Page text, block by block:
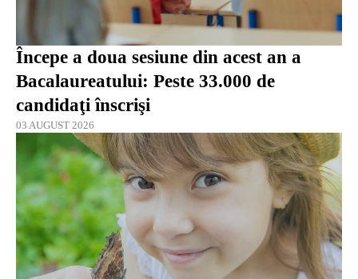
Începe a doua sesiune din acest an a
Bacalaureatului: Peste 33.000 de
candidaţi înscrişi
03 AUGUST 2026